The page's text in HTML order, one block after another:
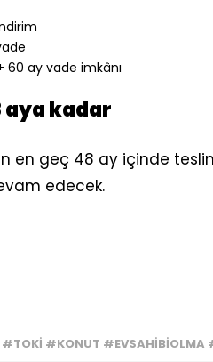
60 ay vade imkânı
aya kadar
en geç 48 ay içinde
edecek.
#KONUT #EVSAHIBIOLMA